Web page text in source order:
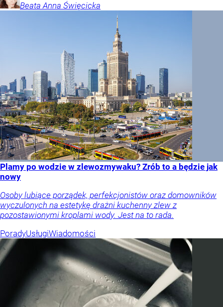
Beata Anna Święcicka
Plamy po wodzie w zlewozmywaku? Zrób to a będzie jak
nowy
Osoby lubiące porządek, perfekcjonistów oraz domowników
wyczulonych na estetykę drażni kuchenny zlew z
pozostawionymi kroplami wody. Jest na to rada.
PoradyUsługiWiadomości